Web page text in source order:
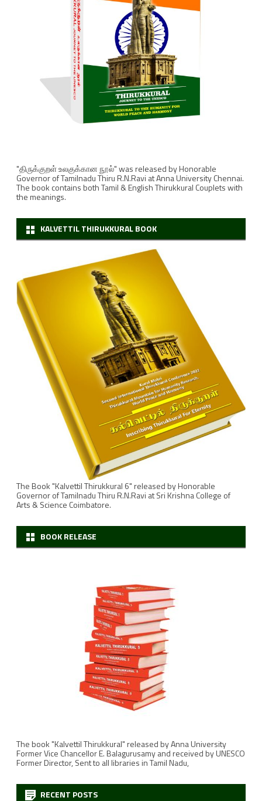
அ
க
ட
கு
ள்
ம
க
த்
தி
ன்
பு
து
ல்
ஒ
ரு
கி
ணை
சோ
மா
"திருக்குறள் உலகுக்கான நூல்" was released by Honorable
Governor of Tamilnadu Thiru R.N.Ravi at Anna University Chennai.
The book contains both Tamil & English Thirukkural Couplets with
the meanings.
KALVETTIL THIRUKKURAL BOOK
The Book "Kalvettil Thirukkural 6" released by Honorable
Governor of Tamilnadu Thiru R.N.Ravi at Sri Krishna College of
Arts & Science Coimbatore.
BOOK RELEASE
The book "Kalvettil Thirukkural" released by Anna University
Former Vice Chancellor E. Balagurusamy and received by UNESCO
Former Director, Sent to all libraries in Tamil Nadu,
RECENT POSTS